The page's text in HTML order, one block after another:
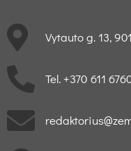
Vytauto g. 13,
Tel. +370 611